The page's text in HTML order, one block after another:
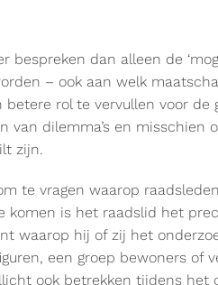
dan alleen de
– ook aan welk
rol te vervullen voor de
dilemma’s en misschien
zijn.
te vragen waarop
is het raadslid het
waarop hij of zij het
een groep bewoners of
ook betrekken tijdens het